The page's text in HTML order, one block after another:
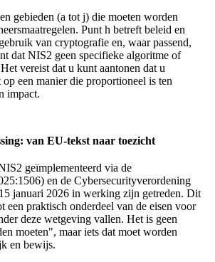
gebieden (a tot j) die moeten worden
Punt h betreft beleid en
van cryptografie en, waar passend,
dat NIS2 geen specifieke algoritme of
vereist dat u kunt aantonen dat u
een manier die proportioneel is ten
impact.
van EU-tekst naar toezicht
geïmplementeerd via de
en de Cybersecurityverordening
januari 2026 in werking zijn getreden. Dit
een praktisch onderdeel van de eisen voor
deze wetgeving vallen. Het is geen
moeten", maar iets dat moet worden
en bewijs.